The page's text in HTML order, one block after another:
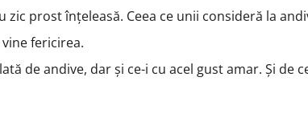
prost înțeleasă. Ceea ce unii consideră la
fericirea.
de andive, dar și ce-i cu acel gust amar. Și de